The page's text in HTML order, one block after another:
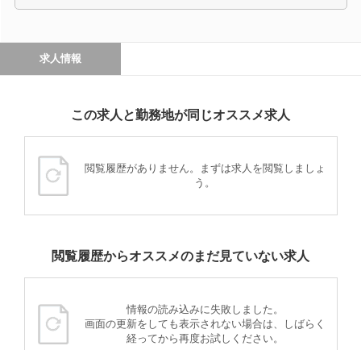
求人情報
この求人と勤務地が同じオススメ求人
閲覧履歴がありません。まずは求人を閲覧しましょ
う。
閲覧履歴からオススメのまだ見ていない求人
情報の読み込みに失敗しました。
画面の更新をしても表示されない場合は、しばらく
経ってから再度お試しください。